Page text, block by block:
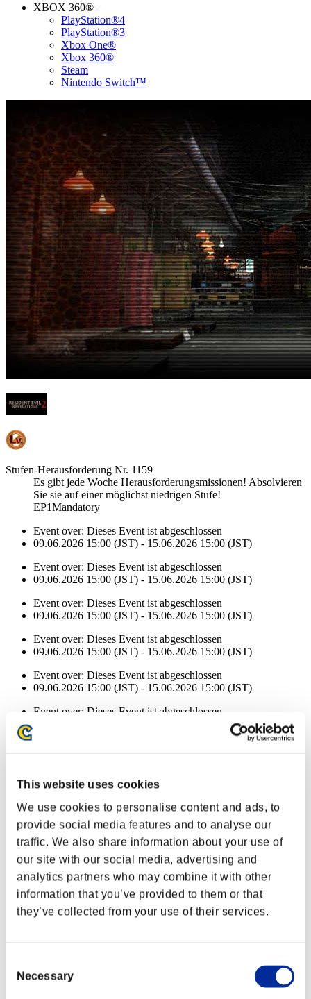
This website uses cookies
We use cookies to personalise content and ads, to
provide social media features and to analyse our
traffic. We also share information about your use of
our site with our social media, advertising and
analytics partners who may combine it with other
information that you’ve provided to them or that
they’ve collected from your use of their services.
Selection
Necessary
XBOX 360®
PlayStation®4
PlayStation®3
Xbox One®
Xbox 360®
Steam
Nintendo Switch™
Stufen-Herausforderung Nr. 1159
Es gibt jede Woche Herausforderungsmissionen! Absolvieren
Sie sie auf einer möglichst niedrigen Stufe!
EP1Mandatory
Event over: Dieses Event ist abgeschlossen
09.06.2026 15:00 (JST) - 15.06.2026 15:00 (JST)
Event over: Dieses Event ist abgeschlossen
09.06.2026 15:00 (JST) - 15.06.2026 15:00 (JST)
Event over: Dieses Event ist abgeschlossen
09.06.2026 15:00 (JST) - 15.06.2026 15:00 (JST)
Event over: Dieses Event ist abgeschlossen
09.06.2026 15:00 (JST) - 15.06.2026 15:00 (JST)
Event over: Dieses Event ist abgeschlossen
09.06.2026 15:00 (JST) - 15.06.2026 15:00 (JST)
Event over: Dieses Event ist abgeschlossen
09.06.2026 15:00 (JST) - 15.06.2026 15:00 (JST)
Event-Belohnungen
Nach Leistung
Charakter-Stufe: 40 oder weniger
Alltagskiller
Charakter-Stufe: 30 oder weniger
Eis-Munition
Lv.4
Charakter-Stufe: 20 oder weniger